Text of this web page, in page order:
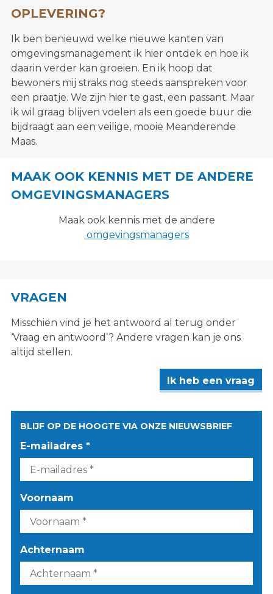
OPLEVERING?
Ik ben benieuwd welke nieuwe kanten van
omgevingsmanagement ik hier ontdek en hoe ik
daarin verder kan groeien. En ik hoop dat
bewoners mij straks nog steeds aanspreken voor
een praatje. We zijn hier te gast, een passant. Maar
ik wil graag blijven voelen als een goede buur die
bijdraagt aan een veilige, mooie Meanderende
Maas.
MAAK OOK KENNIS MET DE ANDERE
OMGEVINGSMANAGERS
Maak ook kennis met de andere
omgevingsmanagers
VRAGEN
Misschien vind je het antwoord al terug onder
‘Vraag en antwoord’? Andere vragen kan je ons
altijd stellen.
Ik heb een vraag
BLIJF OP DE HOOGTE VIA ONZE NIEUWSBRIEF
E-mailadres *
Voornaam
Achternaam